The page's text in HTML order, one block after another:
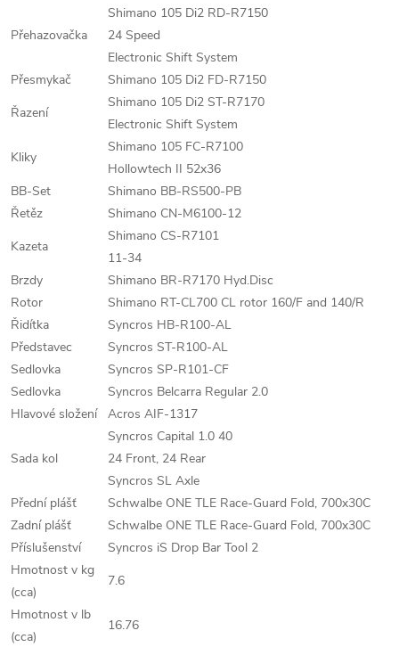
Přehazovačka
Shimano 105 Di2 RD-R7150
24 Speed
Electronic Shift System
Přesmykač
Shimano 105 Di2 FD-R7150
Řazení
Shimano 105 Di2 ST-R7170
Electronic Shift System
Kliky
Shimano 105 FC-R7100
Hollowtech II 52x36
BB-Set
Shimano BB-RS500-PB
Řetěz
Shimano CN-M6100-12
Kazeta
Shimano CS-R7101
11-34
Brzdy
Shimano BR-R7170 Hyd.Disc
Rotor
Shimano RT-CL700 CL rotor 160/F and 140/R
Řidítka
Syncros HB-R100-AL
Představec
Syncros ST-R100-AL
Sedlovka
Syncros SP-R101-CF
Sedlovka
Syncros Belcarra Regular 2.0
Hlavové složení
Acros AIF-1317
Sada kol
Syncros Capital 1.0 40
24 Front, 24 Rear
Syncros SL Axle
Přední plášť
Schwalbe ONE TLE Race-Guard Fold, 700x30C
Zadní plášť
Schwalbe ONE TLE Race-Guard Fold, 700x30C
Příslušenství
Syncros iS Drop Bar Tool 2
Hmotnost v kg
(cca)
7.6
Hmotnost v lb
(cca)
16.76